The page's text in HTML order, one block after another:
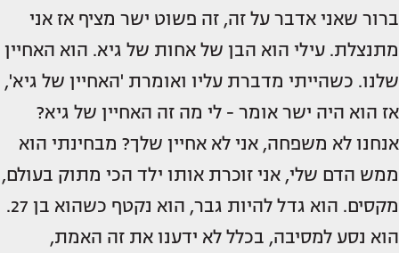
ברור שאני אדבר על זה, זה פשוט ישר מציף אז אני
מתנצלת. עילי הוא הבן של אחות של גיא. הוא האחיין
שלנו. כשהייתי מדברת עליו ואומרת 'האחיין של גיא',
אז הוא היה ישר אומר - לי מה זה האחיין של גיא?
אנחנו לא משפחה, אני לא אחיין שלך? מבחינתי הוא
ממש הדם שלי, אני זוכרת אותו ילד הכי מתוק בעולם,
מקסים. הוא גדל להיות גבר, הוא נקטף כשהוא בן 27.
הוא נסע למסיבה, בכלל לא ידענו את זה האמת,